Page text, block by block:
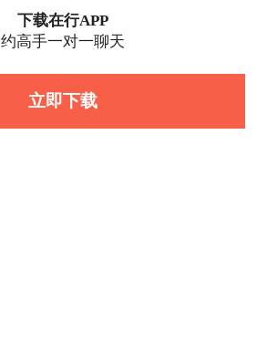
下载在行APP
约高手一对一聊天
立即下载